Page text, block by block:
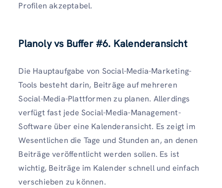
Profilen akzeptabel.
Planoly vs Buffer#6. Kalenderansicht
Die Hauptaufgabe von Social-Media-Marketing-
Tools besteht darin, Beiträge auf mehreren
Social-Media-Plattformen zu planen. Allerdings
verfügt fast jede Social-Media-Management-
Software über eine Kalenderansicht. Es zeigt im
Wesentlichen die Tage und Stunden an, an denen
Beiträge veröffentlicht werden sollen. Es ist
wichtig, Beiträge im Kalender schnell und einfach
verschieben zu können.